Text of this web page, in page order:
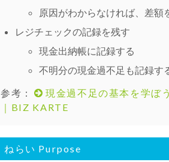
原因がわからなければ、差額
レジチェックの記録を残す
現金出納帳に記録する
不明分の現金過不足も記録す
参考：
現金過不足の基本を学ぼ
｜BIZ KARTE
ねらい Purpose